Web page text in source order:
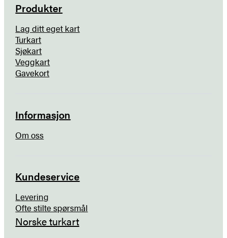
Produkter
Lag ditt eget kart
Turkart
Sjøkart
Veggkart
Gavekort
Informasjon
Om oss
Kundeservice
Levering
Ofte stilte spørsmål
Norske turkart